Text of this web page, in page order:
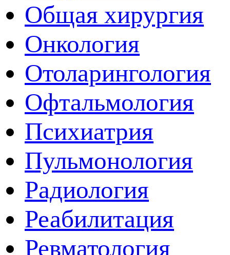
Общая хирургия
Онкология
Отоларингология
Офтальмология
Психиатрия
Пульмонология
Радиология
Реабилитация
Ревматология